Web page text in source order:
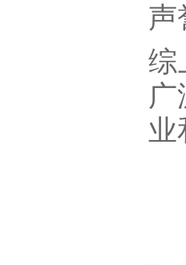
声
综
业